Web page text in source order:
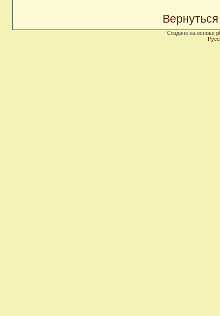
Создано на основе